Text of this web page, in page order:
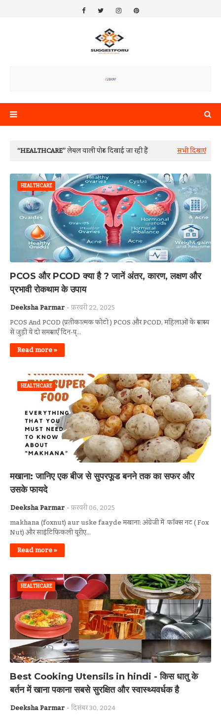
HEALTHCARE लेबल वाली पोस्ट दिखाई जा रही हैं सभी दिखाएं
HEALTHCARE
PCOS और PCOD क्या है ? जानें अंतर, कारण, लक्षण और
प्रभावी रोकथाम के उपाय
Deeksha Parmar फ़रवरी 22, 2025
PCOS And PCOD (प्रतीकात्मक फोटो ) PCOS और PCOD, महिलाओं के स्वास्थ्य
से जुड़ी ये दो समस्याएँ दिन-प्…
Read more »
HEALTHCARE
मखाना: जानिए एक बीज से सुपरफूड बनने तक का सफर और
उसके फायदे
Deeksha Parmar फ़रवरी 06, 2025
makhana (foxnut) aur uske faayde मखाना: अंग्रेजी में फॉक्स नट ( Fox
Nut) और साइंटिफिकली यूरीए…
Read more »
HEALTHCARE
Best Cooking Utensils in hindi - किस धातु के
बर्तन में खाना पकाना सबसे सुरक्षित और स्वास्थ्यवर्धक है
Deeksha Parmar दिसंबर 30, 2024